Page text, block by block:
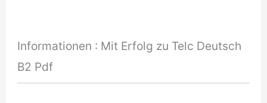
Informationen : Mit Erfolg zu Telc Deutsch
B2 Pdf